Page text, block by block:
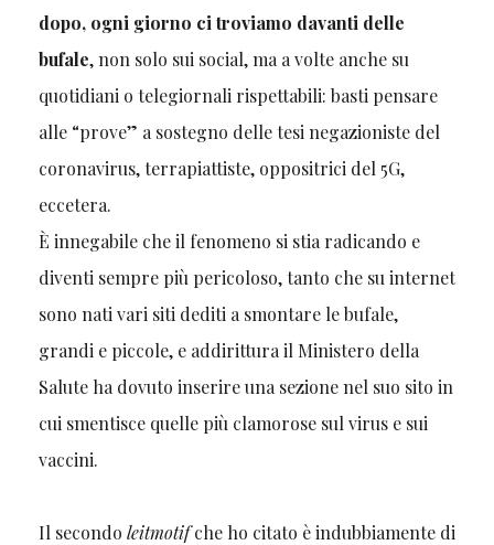
dopo, ogni giorno ci troviamo davanti delle
bufale, non solo sui social, ma a volte anche su
quotidiani o telegiornali rispettabili: basti pensare
alle “prove” a sostegno delle tesi negazioniste del
coronavirus, terrapiattiste, oppositrici del 5G,
eccetera.
È innegabile che il fenomeno si stia radicando e
diventi sempre più pericoloso, tanto che su internet
sono nati vari siti dediti a smontare le bufale,
grandi e piccole, e addirittura il Ministero della
Salute ha dovuto inserire una sezione nel suo sito in
cui smentisce quelle più clamorose sul virus e sui
vaccini.
Il secondo leitmotifche ho citato è indubbiamente di